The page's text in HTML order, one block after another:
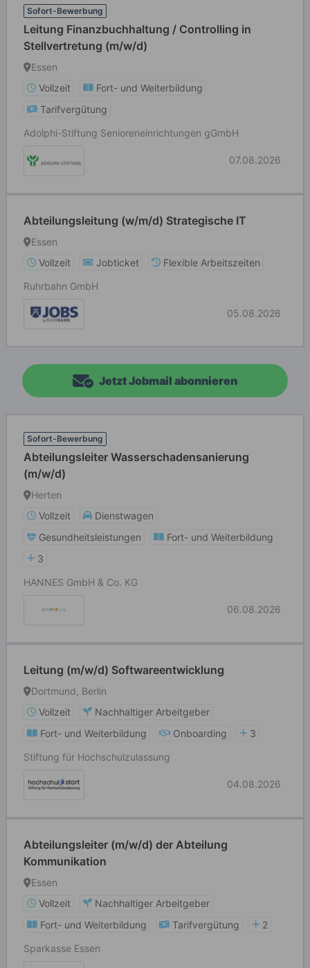
Sofort-Bewerbung
Leitung Finanzbuchhaltung / Controlling in
Stellvertretung (m/w/d)
Essen
Vollzeit
Fort- und Weiterbildung
Tarifvergütung
Adolphi-Stiftung Senioreneinrichtungen gGmbH
07.08.2026
Abteilungsleitung (w/m/d) Strategische IT
Essen
Vollzeit
Jobticket
Flexible Arbeitszeiten
Ruhrbahn GmbH
05.08.2026
Jetzt Jobmail abonnieren
Sofort-Bewerbung
Abteilungsleiter Wasserschadensanierung
(m/w/d)
Herten
Vollzeit
Dienstwagen
Gesundheitsleistungen
Fort- und Weiterbildung
3
HANNES GmbH & Co. KG
06.08.2026
Leitung (m/w/d) Softwareentwicklung
Dortmund, Berlin
Vollzeit
Nachhaltiger Arbeitgeber
Fort- und Weiterbildung
Onboarding
3
Stiftung für Hochschulzulassung
04.08.2026
Abteilungsleiter (m/w/d) der Abteilung
Kommunikation
Essen
Vollzeit
Nachhaltiger Arbeitgeber
Fort- und Weiterbildung
Tarifvergütung
2
Sparkasse Essen